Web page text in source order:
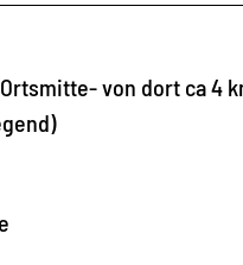
von dort ca 4